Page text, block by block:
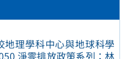
地理學科中心與地球科學
淨零排放政策系列：林